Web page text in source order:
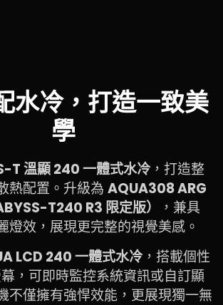
水冷，打造一致美
學
T 溫顯 240 一體式水冷，打造整
熱配置。升級為 AQUA308 ARG
T240 R3 限定版）
，兼具
燈效，展現更完整的視覺美感。
LCD 240 一體式水冷，搭載個性
，可即時監控系統資訊或自訂顯
不僅擁有強悍效能，更展現獨一無